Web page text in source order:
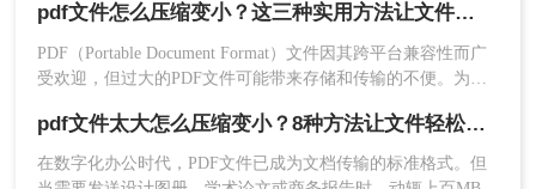
可以上传文件进行压缩，如果你要压缩的PDF份量较
多，那也是可以批量压缩的，点击添加文件夹，将要压
缩的PDF文件都传上去。
件变小，以便更加方便地应用呢？本文将为大家介绍pdf太大了
怎么变小方法，帮助大家解决这一问题。
pdf文件怎么压缩变小？这三种实用方法让文件变小!
PDF（Portable Document Format）文件因其跨平台兼容性而广
受欢迎，但过大的PDF文件可能带来存储和传输的不便。为了
么压缩变小呢？本文将介绍三种实用的PDF压缩方法，帮助您
轻松减小PDF文件大小。
pdf文件太大怎么压缩变小？8种方法让文件轻松"瘦身"！
在数字化办公时代，PDF文件已成为文档传输的标准格式。但